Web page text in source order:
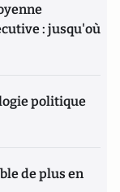
: jusqu'où
politique
de plus en